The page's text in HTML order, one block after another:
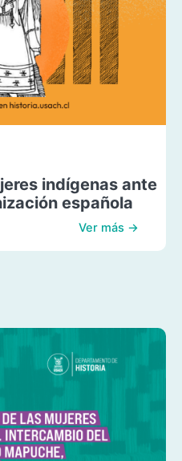
indígenas ante
española
Ver más →